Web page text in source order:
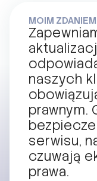
MOIM ZDANIEM
naszych
prawnym.
serwisu,
czuwają
prawa.